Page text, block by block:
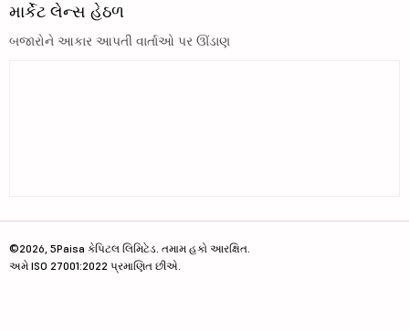
માર્કેટ લેન્સ હેઠળ
બજારોને આકાર આપતી વાર્તાઓ પર ઊંડાણ
©2026, 5Paisa કેપિટલ લિમિટેડ. તમામ હકો આરક્ષિત.
અમે ISO 27001:2022 પ્રમાણિત છીએ.